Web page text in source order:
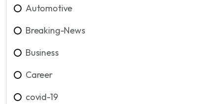
Automotive
Breaking-News
Business
Career
covid-19